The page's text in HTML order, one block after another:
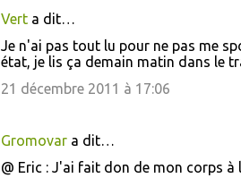
Verta dit…
Je n'ai pas tout lu pour ne pas me
état, je lis ça demain matin dans le
21 décembre 2011 à 17:06
Gromovara dit…
@ Eric : J'ai fait don de mon corps à